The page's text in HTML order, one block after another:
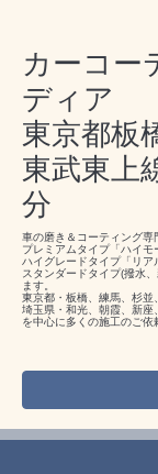
カーコー
ディア
東京都板
東武東上
分
車の磨き＆コーティング
プレミアムタイプ「ハイモ
ハイグレードタイプ「リ
スタンダードタイプ(撥水
ます。
東京都・板橋、練馬、杉
埼玉県・和光、朝霞、新
を中心に多くの施工のご